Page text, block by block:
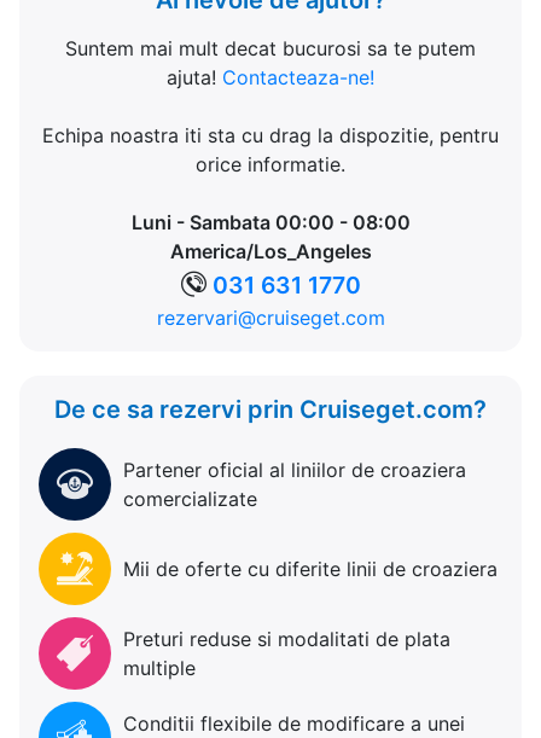
Suntem mai mult decat bucurosi sa te putem
ajuta! Contacteaza-ne!
Echipa noastra iti sta cu drag la dispozitie, pentru
orice informatie.
Luni - Sambata 00:00 - 08:00
America/Los_Angeles
031 631 1770
rezervari@cruiseget.com
De ce sa rezervi prin Cruiseget.com?
Partener oficial al liniilor de croaziera
comercializate
Mii de oferte cu diferite linii de croaziera
Preturi reduse si modalitati de plata
multiple
Conditii flexibile de modificare a unei